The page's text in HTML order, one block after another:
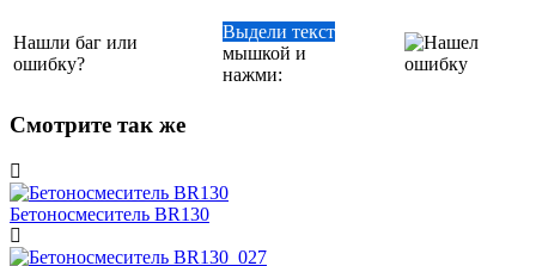
Нашли баг или
ошибку?
Выдели текст
мышкой и
нажми:
Смотрите так же
Бетоносмеситель BR130